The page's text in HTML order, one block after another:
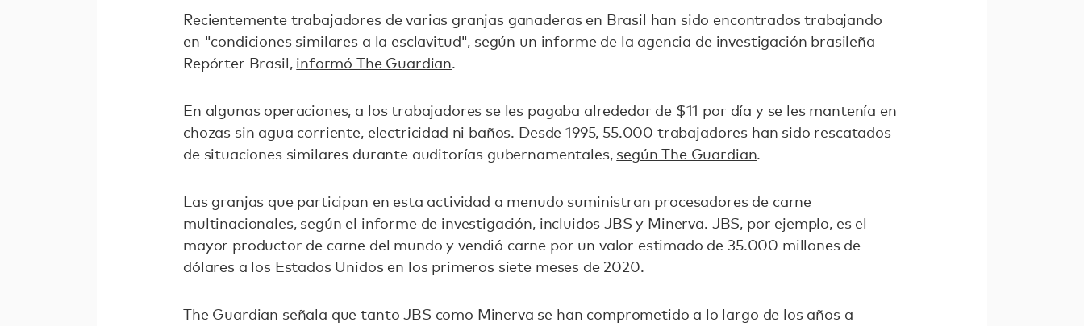
Recientemente trabajadores de varias granjas ganaderas en Brasil han sido encontrados trabajando
en "condiciones similares a la esclavitud", según un informe de la agencia de investigación brasileña
Repórter Brasil, informó The Guardian.
En algunas operaciones, a los trabajadores se les pagaba alrededor de $11 por día y se les mantenía en
chozas sin agua corriente, electricidad ni baños. Desde 1995, 55.000 trabajadores han sido rescatados
de situaciones similares durante auditorías gubernamentales, según The Guardian.
Las granjas que participan en esta actividad a menudo suministran procesadores de carne
multinacionales, según el informe de investigación, incluidos JBS y Minerva. JBS, por ejemplo, es el
mayor productor de carne del mundo y vendió carne por un valor estimado de 35.000 millones de
dólares a los Estados Unidos en los primeros siete meses de 2020.
The Guardian señala que tanto JBS como Minerva se han comprometido a lo largo de los años a